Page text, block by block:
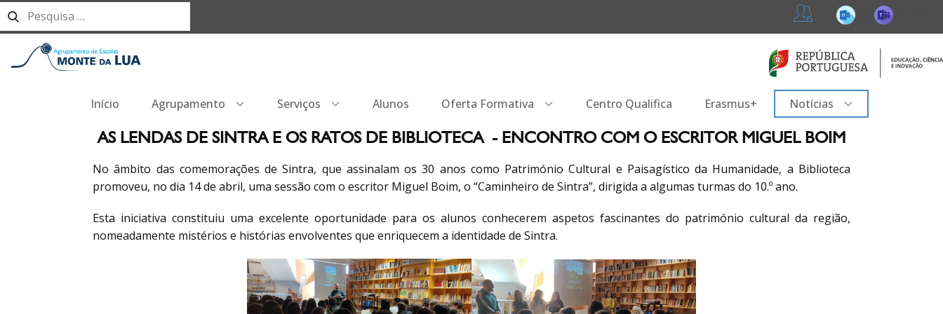
Professores
365
Início Agrupamento Serviços Alunos Oferta Formativa Centro Qualifica Erasmus+ Notícias
AS LENDAS DE SINTRA E OS RATOS DE BIBLIOTECA - ENCONTRO COM O ESCRITOR MIGUEL BOIM
No âmbito das comemorações de Sintra, que assinalam os 30 anos como Património Cultural e Paisagístico da Humanidade, a Biblioteca
promoveu, no dia 14 de abril, uma sessão com o escritor Miguel Boim, o “Caminheiro de Sintra”, dirigida a algumas turmas do 10.º ano.
Esta iniciativa constituiu uma excelente oportunidade para os alunos conhecerem aspetos fascinantes do património cultural da região,
nomeadamente mistérios e histórias envolventes que enriquecem a identidade de Sintra.